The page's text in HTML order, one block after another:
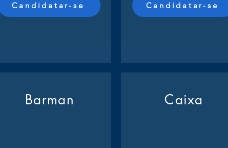
Candidatar-se
Barman
Candidatar-se
Caixa